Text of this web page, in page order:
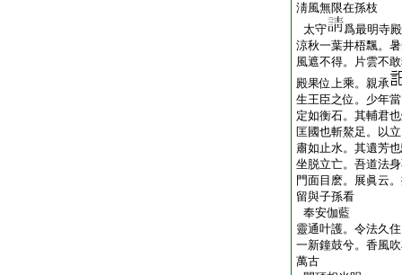
淸風無限在孫枝
太守
爲最明寺
涼秋一葉井梧飄。
風遮不得。片雲不
殿果位上乘。親承
生王臣之位。少年
定如衡石。其輔君
匡國也斬鰲足。以
肅如止水。其遺芳
坐脱立亡。吾道法
門面目麽。展眞云
留與子孫看
奉安伽藍
靈通叶護。令法久
一新鐘鼓兮。香風
萬古